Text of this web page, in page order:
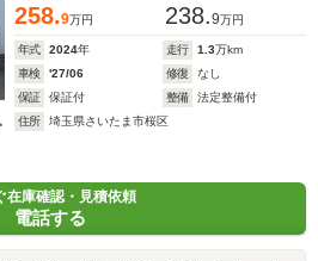
258.9万円 238.9万円
年式 2024年 走行 1.3万km
車検
'27/06 修復
なし
保証
保証付 整備
法定整備付
住所
埼玉県さいたま市桜区
在庫確認・見積依頼
電話する